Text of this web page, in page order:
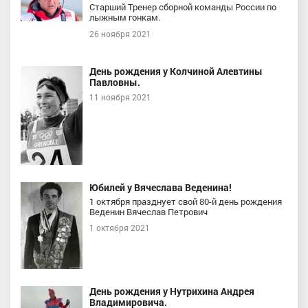
Старший Тренер сборной команды России по
лыжным гонкам.
26 ноября 2021
День рождения у Колчиной Алевтины
Павловны.
11 ноября 2021
Юбилей у Вячеслава Веденина!
1 октября празднует свой 80-й день рождения
Веденин Вячеслав Петрович
1 октября 2021
День рождения у Нутрихина Андрея
Владимировича.